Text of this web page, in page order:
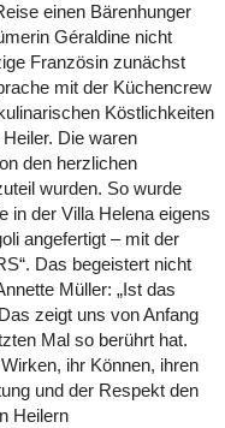
einen Bärenhunger
Géraldine nicht
Französin zunächst
mit der Küchencrew
Köstlichkeiten
Die waren
den herzlichen
wurden. So wurde
in der Villa Helena eigens
angefertigt – mit der
Das begeistert nicht
Müller: „Ist das
zeigt uns von Anfang
Mal so berührt hat.
ihr Können, ihren
und der Respekt den
Heilern